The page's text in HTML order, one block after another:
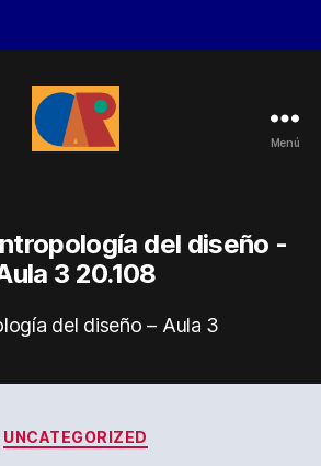
Menú
del diseño -
3 20.108
del diseño – Aula 3
Categorías
UNCATEGORIZED